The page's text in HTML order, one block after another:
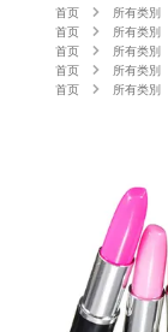
首页
所有类別
首页
所有类別
首页
所有类別
首页
所有类別
首页
所有类別